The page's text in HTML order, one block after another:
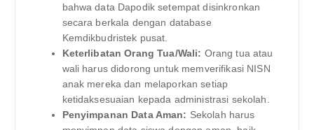
bahwa data Dapodik setempat disinkronkan
secara berkala dengan database
Kemdikbudristek pusat.
Keterlibatan Orang Tua/Wali: Orang tua atau
wali harus didorong untuk memverifikasi NISN
anak mereka dan melaporkan setiap
ketidaksesuaian kepada administrasi sekolah.
Penyimpanan Data Aman: Sekolah harus